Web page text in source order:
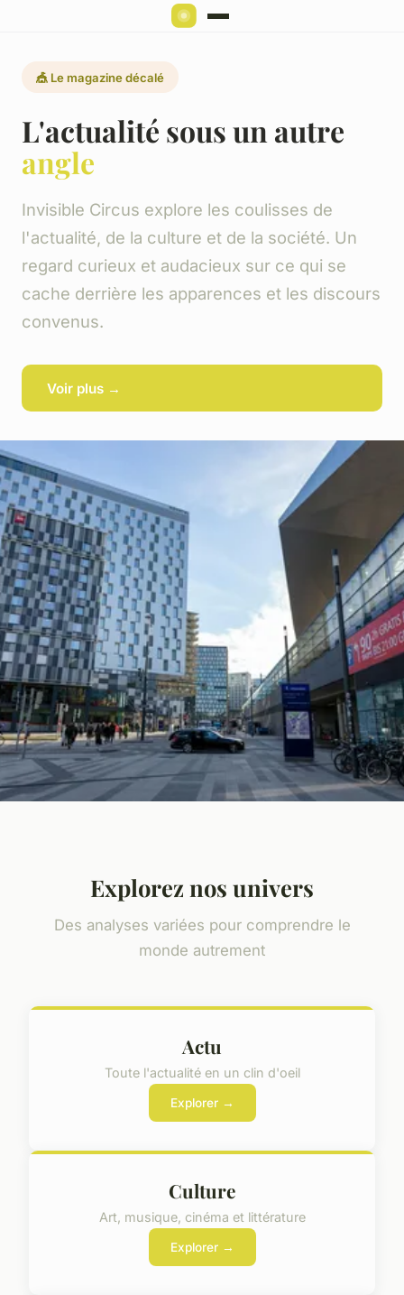
🎪 Le magazine décalé
L'actualité sous un autre
angle
Invisible Circus explore les coulisses de
l'actualité, de la culture et de la société. Un
regard curieux et audacieux sur ce qui se
cache derrière les apparences et les discours
convenus.
Voir plus →
Explorez nos univers
Des analyses variées pour comprendre le
monde autrement
Actu
Toute l'actualité en un clin d'oeil
Explorer →
Culture
Art, musique, cinéma et littérature
Explorer →